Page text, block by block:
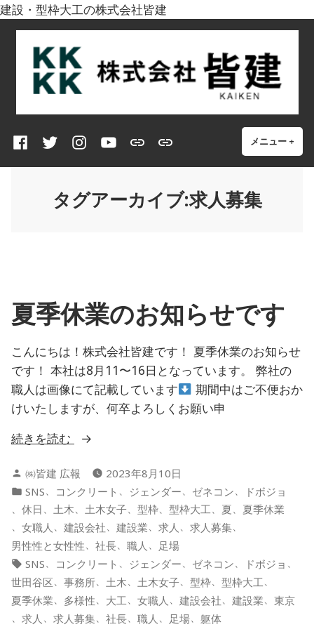
建設・型枠大工の株式会社皆建
株式会社皆建
メニュー +
い
た
じ
た
FacebooktwitterInstagramYouTube
【
大
型
工
事
な
の
か
タグアーカイブ:求人募集
夏季休業のお知らせです
こんにちは！株式会社皆建です！ 夏季休業のお知らせ
です！ 本社は8月11〜16日となっています。 弊社の
職人は画像にて記載しています
期間中はご不便おか
けいたしますが、何卒よろしくお願い申
続きを読む
“夏
休
業
の
お
知
ら
せ
で
投
稿
者:
㈱皆建 広報
2023年8月10日
カ
テ
ゴ
リ
SNS コンクリート ジェンダー ゼネコン
ドボジョ
休日 土木 土木女子 型枠 型枠大工 夏
夏季休業
、 女職人 、 建設会社、 建設業、 求人 、 求人募集、
男性性と女性性、 社長、 職人 、 足場
タ
グ:
SNS、 コンクリート 、 ジェンダー、 ゼネコン、 ドボジョ 、
世田谷区、 事務所、 土木、 土木女子、 型枠、 型枠大工、
夏季休業、 多様性、 大工、 女職人 、 建設会社、 建設業、 東京
、 求人 、 求人募集、 社長、 職人 、 足場、 躯体